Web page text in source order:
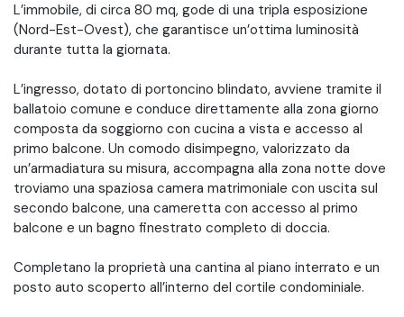
L’immobile, di circa 80 mq, gode di una tripla esposizione
(Nord-Est-Ovest), che garantisce un’ottima luminosità
durante tutta la giornata.
L’ingresso, dotato di portoncino blindato, avviene tramite il
ballatoio comune e conduce direttamente alla zona giorno
composta da soggiorno con cucina a vista e accesso al
primo balcone. Un comodo disimpegno, valorizzato da
un’armadiatura su misura, accompagna alla zona notte dove
troviamo una spaziosa camera matrimoniale con uscita sul
secondo balcone, una cameretta con accesso al primo
balcone e un bagno finestrato completo di doccia.
Completano la proprietà una cantina al piano interrato e un
posto auto scoperto all’interno del cortile condominiale.